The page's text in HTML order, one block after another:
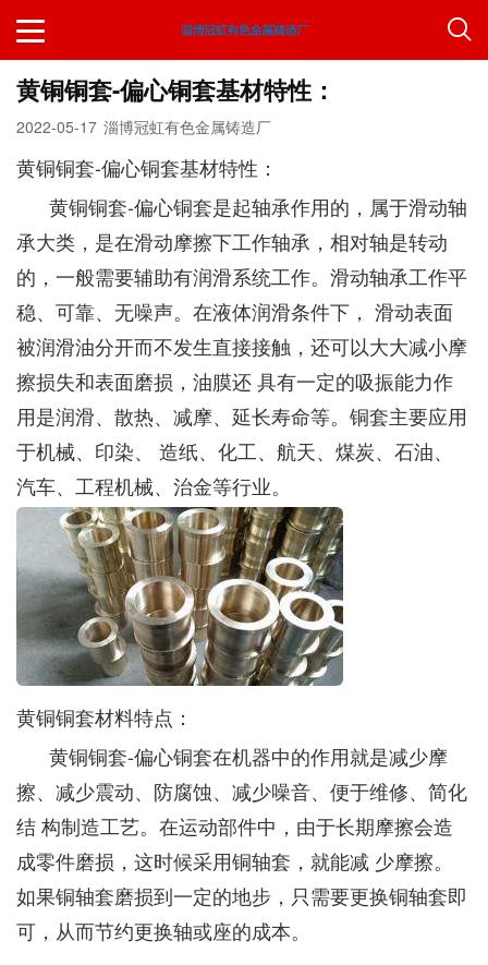
黄铜铜套-偏心铜套基材特性：
2022-05-17 淄博冠虹有色金属铸造厂
黄铜铜套-偏心铜套基材特性：
黄铜铜套-偏心铜套是起轴承作用的，属于滑动轴
承大类，是在滑动摩擦下工作轴承，相对轴是转动
的，一般需要辅助有润滑系统工作。滑动轴承工作平
稳、可靠、无噪声。在液体润滑条件下， 滑动表面
被润滑油分开而不发生直接接触，还可以大大减小摩
擦损失和表面磨损，油膜还 具有一定的吸振能力作
用是润滑、散热、减摩、延长寿命等。铜套主要应用
于机械、印染、 造纸、化工、航天、煤炭、石油、
汽车、工程机械、治金等行业。
黄铜铜套材料特点：
黄铜铜套-偏心铜套在机器中的作用就是减少摩
擦、减少震动、防腐蚀、减少噪音、便于维修、简化
结 构制造工艺。在运动部件中，由于长期摩擦会造
成零件磨损，这时候采用铜轴套，就能减 少摩擦。
如果铜轴套磨损到一定的地步，只需要更换铜轴套即
可，从而节约更换轴或座的成本。